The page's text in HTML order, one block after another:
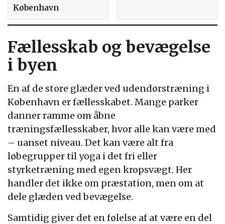
København
Fællesskab og bevægelse
i byen
En af de store glæder ved udendørstræning i
København er fællesskabet. Mange parker
danner ramme om åbne
træningsfællesskaber, hvor alle kan være med
– uanset niveau. Det kan være alt fra
løbegrupper til yoga i det fri eller
styrketræning med egen kropsvægt. Her
handler det ikke om præstation, men om at
dele glæden ved bevægelse.
Samtidig giver det en følelse af at være en del